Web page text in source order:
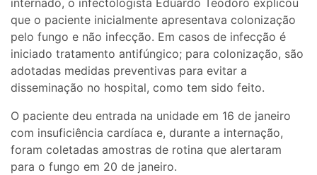
internado, o infectologista Eduardo Teodoro explicou
que o paciente inicialmente apresentava colonização
pelo fungo e não infecção. Em casos de infecção é
iniciado tratamento antifúngico; para colonização, são
adotadas medidas preventivas para evitar a
disseminação no hospital, como tem sido feito.
O paciente deu entrada na unidade em 16 de janeiro
com insuficiência cardíaca e, durante a internação,
foram coletadas amostras de rotina que alertaram
para o fungo em 20 de janeiro.